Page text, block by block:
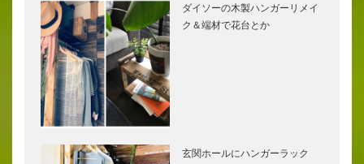
ダイソーの木製ハンガーリメイ
ク＆端材で花台とか
玄関ホールにハンガーラック